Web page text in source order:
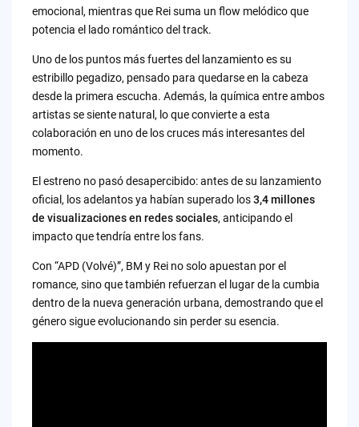
emocional, mientras que Rei suma un flow melódico que
potencia el lado romántico del track.
Uno de los puntos más fuertes del lanzamiento es su
estribillo pegadizo, pensado para quedarse en la cabeza
desde la primera escucha. Además, la química entre ambos
artistas se siente natural, lo que convierte a esta
colaboración en uno de los cruces más interesantes del
momento.
El estreno no pasó desapercibido: antes de su lanzamiento
oficial, los adelantos ya habían superado los3,4 millones
de visualizaciones en redes sociales, anticipando el
impacto que tendría entre los fans.
Con “APD (Volvé)”, BM y Rei no solo apuestan por el
romance, sino que también refuerzan el lugar de la cumbia
dentro de la nueva generación urbana, demostrando que el
género sigue evolucionando sin perder su esencia.